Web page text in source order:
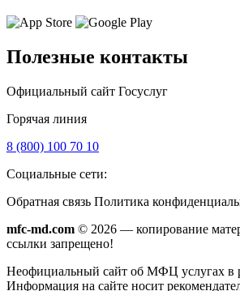
Полезные контакты
Официальный сайт Госуслуг
Горячая линия
8 (800) 100 70 10
Социальные сети:
Обратная связь Политика
mfc-md.com © 2026 — копирование
ссылки запрещено!
Неофициальный сайт об МФЦ услугах в
Информация на сайте носит